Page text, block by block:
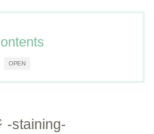
OPEN
-staining-